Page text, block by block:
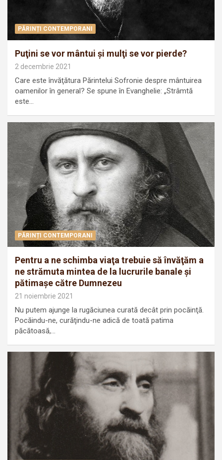
PĂRINȚI CONTEMPORANI
Puţini se vor mântui şi mulţi se vor pierde?
2 decembrie 2021
Care este învăţătura Părintelui Sofronie despre mântuirea
oamenilor în general? Se spune în Evanghelie: „Strâmtă
este…
PĂRINȚI CONTEMPORANI
Pentru a ne schimba viaţa trebuie să învăţăm a
ne strămuta mintea de la lucrurile banale și
pătimașe către Dumnezeu
21 noiembrie 2021
Nu putem ajunge la rugăciunea curată decât prin pocăinţă.
Pocăindu-ne, curăţindu-ne adică de toată patima
păcătoasă,…